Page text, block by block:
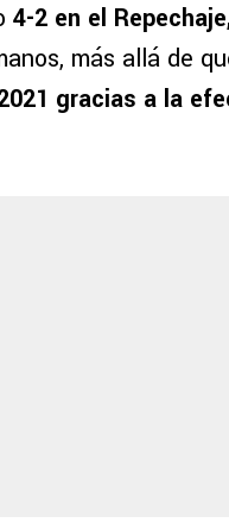
4-2 en el
más allá de
gracias a la